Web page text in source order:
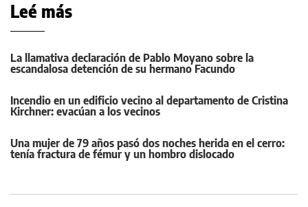
Leé más
La llamativa declaración de Pablo Moyano sobre la
escandalosa detención de su hermano Facundo
Incendio en un edificio vecino al departamento de Cristina
Kirchner: evacúan a los vecinos
Una mujer de 79 años pasó dos noches herida en el cerro:
tenía fractura de fémur y un hombro dislocado